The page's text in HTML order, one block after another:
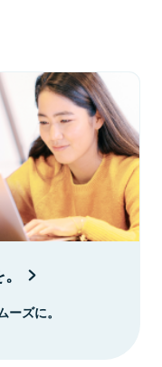
ズに。